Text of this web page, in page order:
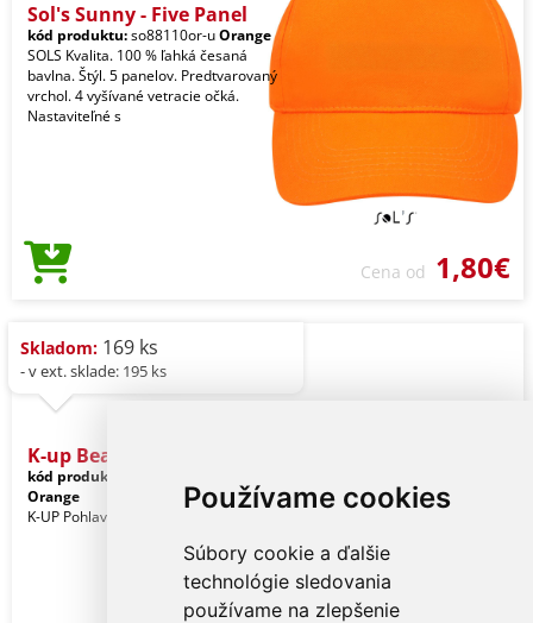
Používame cookies
Súbory cookie a ďalšie
technológie sledovania
používame na zlepšenie
Sol's Sunny - Five Panel
kód produktu:so88110or-uOrange
SOLS Kvalita. 100 % ľahká česaná
bavlna. Štýl. 5 panelov. Predtvarovaný
vrchol. 4 vyšívané vetracie očká.
Nastaviteľné s
Cena od 1,80€
Skladom: 169 ks
- v ext. sklade: 195 ks
K-up Beanie
kód produktu:
Orange
K-UP Pohlavie: Unisex